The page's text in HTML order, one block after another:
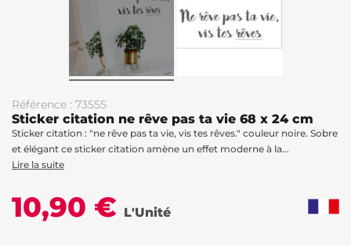
Référence : 73555
Sticker citation ne rêve pas ta vie 68 x 24 cm
Sticker citation : "ne rêve pas ta vie, vis tes rêves." couleur noire. Sobre
et élégant ce sticker citation amène un effet moderne à la...
Lire la suite
10,90 € L'Unité